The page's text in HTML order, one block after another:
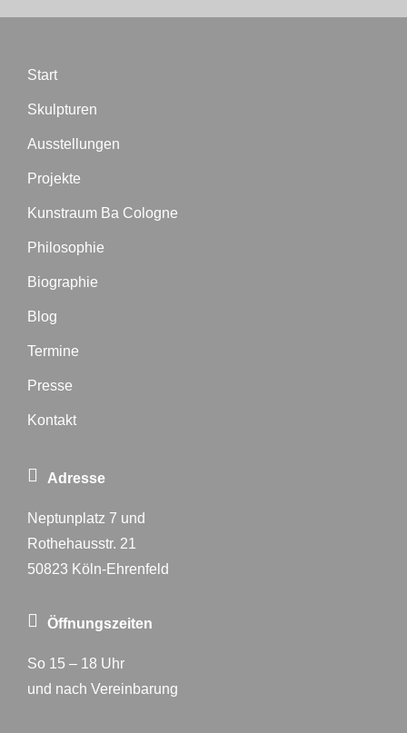
Termine
Presse
Start
Skulpturen
Ausstellungen
Projekte
Kunstraum Ba Cologne
Philosophie
Biographie
Blog
Termine
Presse
Kontakt
Adresse
Neptunplatz 7 und
Rothehausstr. 21
50823 Köln-Ehrenfeld
Öffnungszeiten
So 15 – 18 Uhr
und nach Vereinbarung